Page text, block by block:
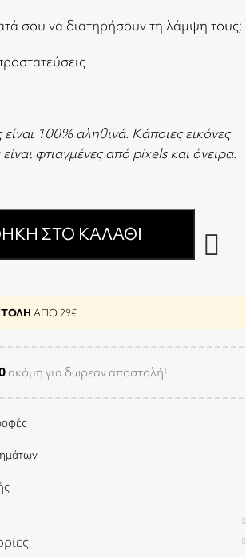
σου να διατηρήσουν τη λάμψη τους;
100% αληθινά. Κάποιες εικόνες
φτιαγμένες από pixels και όνειρα.
ΣΤΟ ΚΑΛΆΘΙ
ΑΠΟ 29€
ακόμη για δωρεάν αποστολή!